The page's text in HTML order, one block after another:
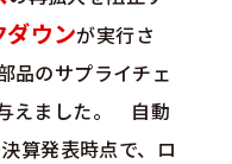
ダウンが実行さ
品のサプライチェ
えました。 自動
算発表時点で、ロ